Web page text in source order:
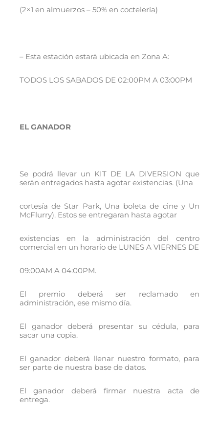
(2×1 en almuerzos – 50% en coctelería)
– Esta estación estará ubicada en Zona A:
TODOS LOS SABADOS DE 02:00PM A 03:00PM
EL GANADOR
Se podrá llevar un KIT DE LA DIVERSION que
serán entregados hasta agotar existencias. (Una
cortesía de Star Park, Una boleta de cine y Un
McFlurry). Estos se entregaran hasta agotar
existencias en la administración del centro
comercial en un horario de LUNES A VIERNES DE
09:00AM A 04:00PM.
El premio deberá ser reclamado en
administración, ese mismo día.
El ganador deberá presentar su cédula, para
sacar una copia.
El ganador deberá llenar nuestro formato, para
ser parte de nuestra base de datos.
El ganador deberá firmar nuestra acta de
entrega.